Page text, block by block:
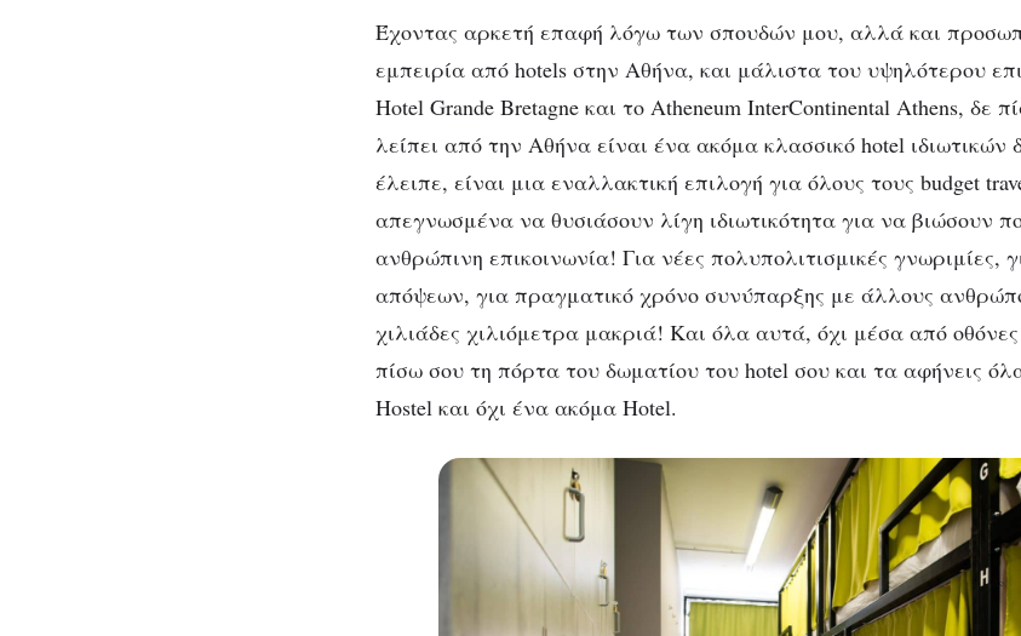
Έχοντας αρκετή επαφή λόγω των σπουδών μου, αλλά και
εμπειρία από hotels στην Αθήνα, και μάλιστα του υψηλότερου
Hotel Grande Bretagne και το Atheneum InterContinental Athens, δε
λείπει από την Αθήνα είναι ένα ακόμα κλασσικό hotel
έλειπε, είναι μια εναλλακτική επιλογή για όλους τους budget
απεγνωσμένα να θυσιάσουν λίγη ιδιωτικότητα για να βιώσουν
ανθρώπινη επικοινωνία! Για νέες πολυπολιτισμικές γνωριμίες,
απόψεων, για πραγματικό χρόνο συνύπαρξης με άλλους
χιλιάδες χιλιόμετρα μακριά! Και όλα αυτά, όχι μέσα από
πίσω σου τη πόρτα του δωματίου του hotel σου και τα αφήνεις
Hostel και όχι ένα ακόμα Hotel.